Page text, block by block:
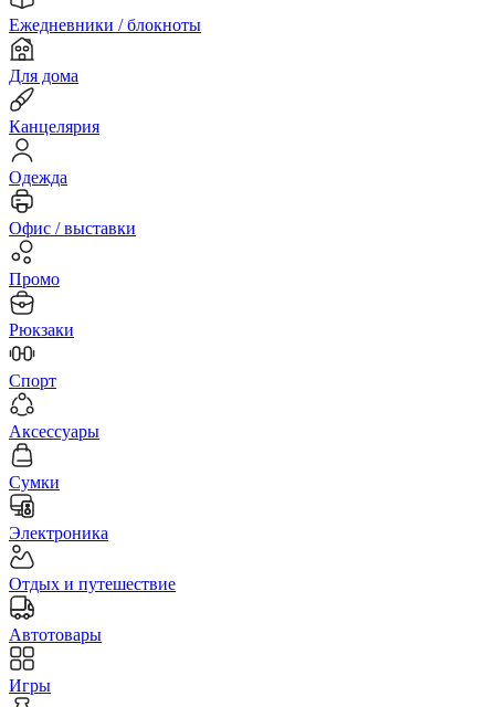
Ежедневники / блокноты
Для дома
Канцелярия
Одежда
Офис / выставки
Промо
Рюкзаки
Спорт
Аксессуары
Сумки
Электроника
Отдых и путешествие
Автотовары
Игры